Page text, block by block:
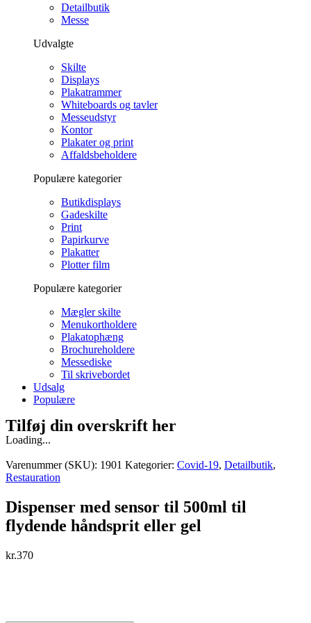
Detailbutik
Messe
Udvalgte
Skilte
Displays
Plakatrammer
Whiteboards og tavler
Messeudstyr
Kontor
Plakater og print
Affaldsbeholdere
Populære kategorier
Butikdisplays
Gadeskilte
Print
Papirkurve
Plakatter
Plotter film
Populære kategorier
Mægler skilte
Menukortholdere
Plakatophæng
Brochureholdere
Messediske
Til skrivebordet
Udsalg
Populære
Tilføj din overskrift her
Loading...
Varenummer (SKU): 1901 Kategorier: Covid-19, Detailbutik,
Restauration
Dispenser med sensor til 500ml til
flydende håndsprit eller gel
kr.370